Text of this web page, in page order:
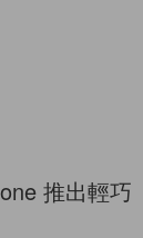
推出輕巧